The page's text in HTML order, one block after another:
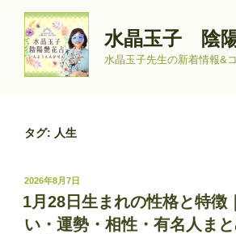
水晶玉子 陰
水晶玉子先生の新着情報&
タグ: 人生
投
稿
日:
2026年8月7日
1月28日生まれの性格と特徴
い・運勢・相性・有名人ま